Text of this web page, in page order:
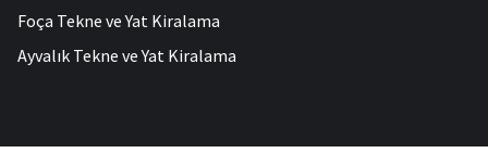
Foça Tekne ve Yat Kiralama
Ayvalık Tekne ve Yat Kiralama